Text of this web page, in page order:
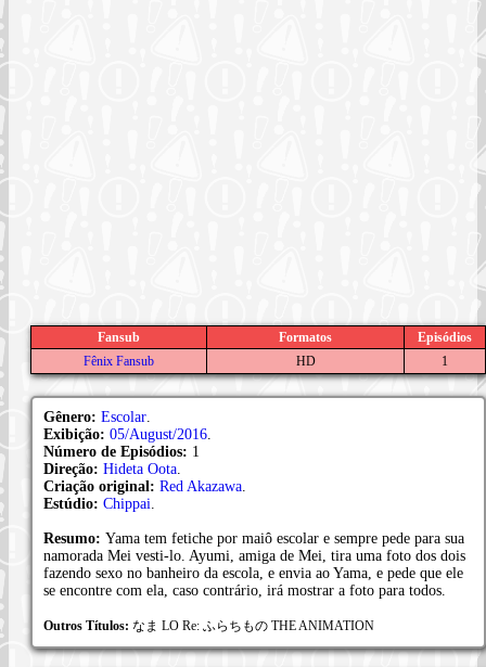
Fansub Formatos
Episódios
Fênix Fansub
HD 1
Gênero: Escolar
Exibição: 05/August/2016
Número de Episódios: 1
Direção: Hideta Oota
Criação original: Red Akazawa
Estúdio: Chippai
Resumo: Yama tem fetiche por maiô escolar e sempre pede para sua
namorada Mei vesti-lo. Ayumi, amiga de Mei, tira uma foto dos dois
fazendo sexo no banheiro da escola, e envia ao Yama, e pede que ele
se encontre com ela, caso contrário, irá mostrar a foto para todos.
Outros Títulos: なま LO Re: ふらちもの THE ANIMATION